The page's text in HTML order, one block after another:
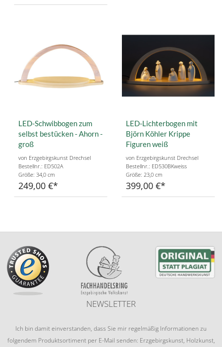
LED-Schwibbogen zum
selbst bestücken - Ahorn -
groß
von Erzgebirgskunst Drechsel
Bestellnr.: ED502A
Größe: 34,0 cm
249,00 €
LED-Lichterbogen mit
Björn Köhler Krippe
Figuren weiß
von Erzgebirgskunst Drechsel
Bestellnr.: ED530BKweiss
Größe: 23,0 cm
399,00 €
NEWSLETTER
Ich bin damit einverstanden, dass Sie mir regelmäßig Informationen zu
folgendem Produktsortiment per E-Mail senden: Erzgebirgskunst, Holzkunst,